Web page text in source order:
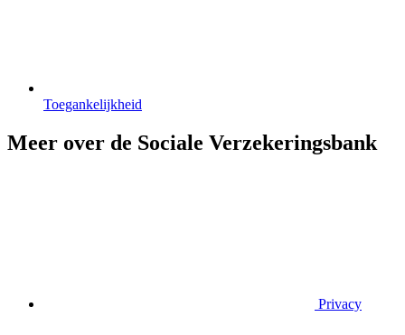
Toegankelijkheid
Meer over de Sociale Verzekeringsbank
Privacy